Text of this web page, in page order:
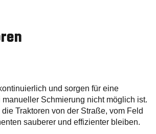
und sorgen für eine
Schmierung nicht möglich ist.
Traktoren von der Straße, vom Feld
sauberer und effizienter bleiben.